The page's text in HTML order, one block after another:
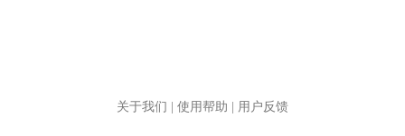
关于我们 使用帮助 用户反馈